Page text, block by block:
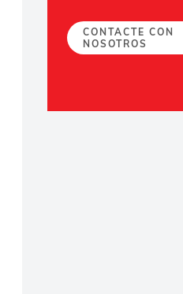
CONTACTE CON
NOSOTROS